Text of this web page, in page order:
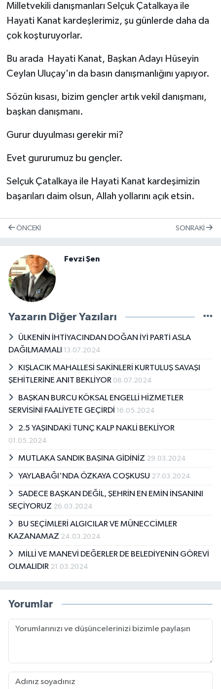
Milletvekili danışmanları Selçuk Çatalkaya ile
Hayati Kanat kardeşlerimiz, şu günlerde daha da
çok koşturuyorlar.
Bu arada Hayati Kanat, Başkan Adayı Hüseyin
Ceylan Uluçay'ın da basın danışmanlığını yapıyor.
Sözün kısası, bizim gençler artık vekil danışmanı,
başkan danışmanı.
Gurur duyulması gerekir mi?
Evet gururumuz bu gençler.
Selçuk Çatalkaya ile Hayati Kanat kardeşimizin
başarıları daim olsun, Allah yollarını açık etsin.
ÖNCEKI SONRAKI
Fevzi Şen
Yazarın Diğer Yazıları
ÜLKENİN İHTİYACINDAN DOĞAN İYİ PARTİ ASLA
DAĞILMAMALI 13.07.2024
KIŞLACIK MAHALLESİ SAKİNLERİ KURTULUŞ SAVAŞI
ŞEHİTLERİNE ANIT BEKLİYOR 08.07.2024
BAŞKAN BURCU KÖKSAL ENGELLİ HİZMETLER
SERVİSİNİ FAALİYETE GEÇİRDİ 16.05.2024
2.5 YAŞINDAKİ TUNÇ KALP NAKLİ BEKLİYOR
01.05.2024
MUTLAKA SANDIK BAŞINA GİDİNİZ 29.03.2024
YAYLABAĞI'NDA ÖZKAYA COŞKUSU 27.03.2024
SADECE BAŞKAN DEĞİL, ŞEHRİN EN EMİN İNSANINI
SEÇİYORUZ 26.03.2024
BU SEÇİMLERİ ALGICILAR VE MÜNECCİMLER
KAZANAMAZ 24.03.2024
MİLLİ VE MANEVİ DEĞERLER DE BELEDİYENİN GÖREVİ
OLMALIDIR 21.03.2024
Yorumlar